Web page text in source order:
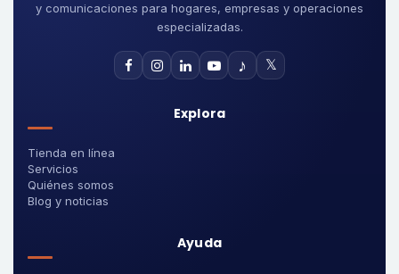
y comunicaciones para hogares, empresas y operaciones
especializadas.
♪ 𝕏
Explora
Tienda en línea
Servicios
Quiénes somos
Blog y noticias
Ayuda